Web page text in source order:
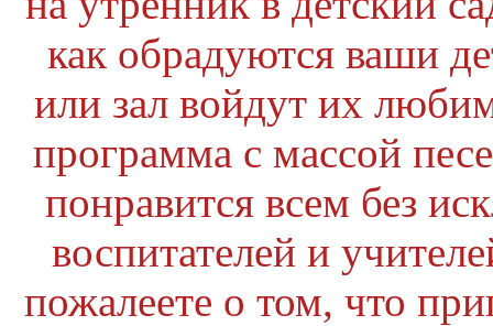
как обрадуются ваши
или зал войдут их
программа с массой
понравится всем без
воспитателей и
пожалеете о том, что